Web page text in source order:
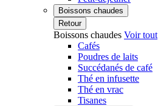
Boissons chaudes
Retour
Boissons chaudes Voir tout
Cafés
Poudres de laits
Succédanés de café
Thé en infusette
Thé en vrac
Tisanes